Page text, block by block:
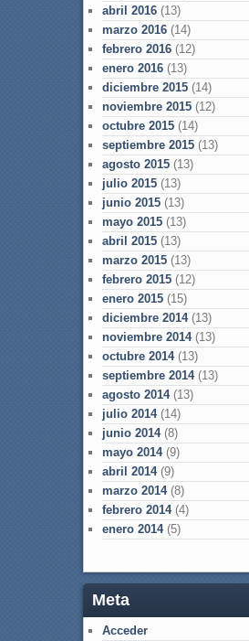
abril 2016(13)
marzo 2016(14)
febrero 2016(12)
enero 2016(13)
diciembre 2015(14)
noviembre 2015(12)
octubre 2015(14)
septiembre 2015(13)
agosto 2015(13)
julio 2015(13)
junio 2015(13)
mayo 2015(13)
abril 2015(13)
marzo 2015(13)
febrero 2015(12)
enero 2015(15)
diciembre 2014(13)
noviembre 2014(13)
octubre 2014(13)
septiembre 2014(13)
agosto 2014(13)
julio 2014(14)
junio 2014(8)
mayo 2014(9)
abril 2014(9)
marzo 2014(8)
febrero 2014(4)
enero 2014(5)
Meta
Acceder